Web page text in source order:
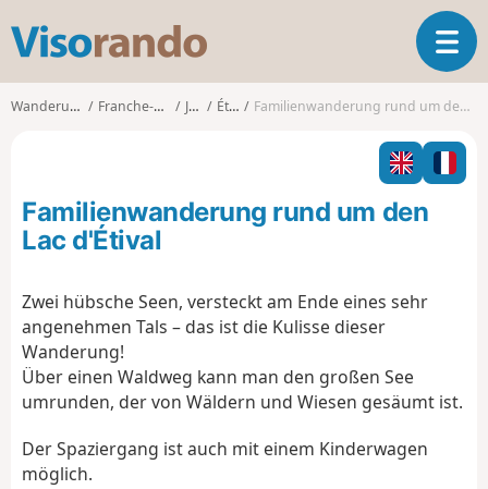
s
o
o
T
o
g
l
n
n
Wanderungen Franche-Comté Jura Étival Familienwanderung rund um den Lac d'Étival
Familienwanderung rund um den
Lac d'Étival
Zwei hübsche Seen, versteckt am Ende eines sehr
angenehmen Tals – das ist die Kulisse dieser
Wanderung!
Über einen Waldweg kann man den großen See
umrunden, der von Wäldern und Wiesen gesäumt ist.
Der Spaziergang ist auch mit einem Kinderwagen
möglich.